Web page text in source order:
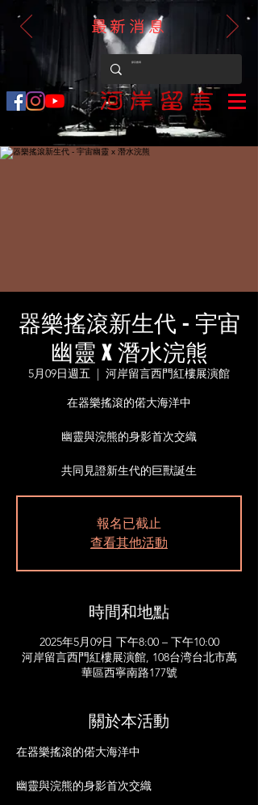
最新消息
器樂搖滾新生代 - 宇宙
幽靈 x 潛水浣熊
5月09日週五
  |
河岸留言西門紅樓展演館
在器樂搖滾的偌大海洋中
幽靈與浣熊的身影首次交織
共同見證新生代的巨獸誕生
報名已截止
查看其他活動
時間和地點
2025年5月09日 下午8:00 – 下午10:00
河岸留言西門紅樓展演館, 108台湾台北市萬
華區西寧南路177號
關於本活動
在器樂搖滾的偌大海洋中
幽靈與浣熊的身影首次交織